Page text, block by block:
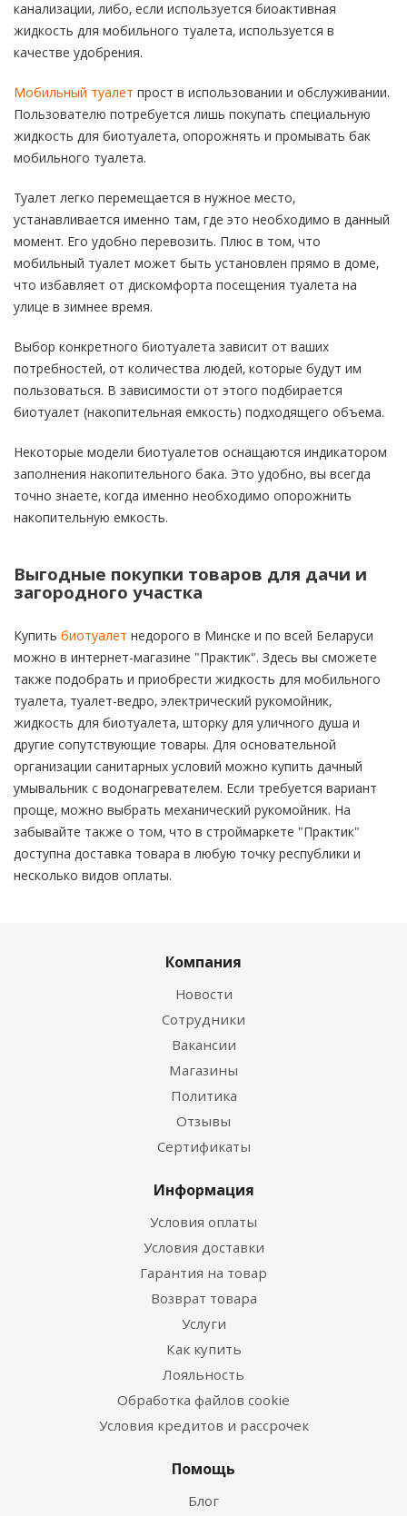
канализации, либо, если используется биоактивная
жидкость для мобильного туалета, используется в
качестве удобрения.
Мобильный туалет прост в использовании и обслуживании.
Пользователю потребуется лишь покупать специальную
жидкость для биотуалета, опорожнять и промывать бак
мобильного туалета.
Туалет легко перемещается в нужное место,
устанавливается именно там, где это необходимо в данный
момент. Его удобно перевозить. Плюс в том, что
мобильный туалет может быть установлен прямо в доме,
что избавляет от дискомфорта посещения туалета на
улице в зимнее время.
Выбор конкретного биотуалета зависит от ваших
потребностей, от количества людей, которые будут им
пользоваться. В зависимости от этого подбирается
биотуалет (накопительная емкость) подходящего объема.
Некоторые модели биотуалетов оснащаются индикатором
заполнения накопительного бака. Это удобно, вы всегда
точно знаете, когда именно необходимо опорожнить
накопительную емкость.
Выгодные покупки товаров для дачи и
загородного участка
Купить биотуалет недорого в Минске и по всей Беларуси
можно в интернет-магазине "Практик". Здесь вы сможете
также подобрать и приобрести жидкость для мобильного
туалета, туалет-ведро, электрический рукомойник,
жидкость для биотуалета, шторку для уличного душа и
другие сопутствующие товары. Для основательной
организации санитарных условий можно купить дачный
умывальник с водонагревателем. Если требуется вариант
проще, можно выбрать механический рукомойник. На
забывайте также о том, что в строймаркете "Практик"
доступна доставка товара в любую точку республики и
несколько видов оплаты.
Компания
Новости
Сотрудники
Вакансии
Магазины
Политика
Отзывы
Сертификаты
Информация
Условия оплаты
Условия доставки
Гарантия на товар
Возврат товара
Услуги
Как купить
Лояльность
Обработка файлов cookie
Условия кредитов и рассрочек
Помощь
Блог